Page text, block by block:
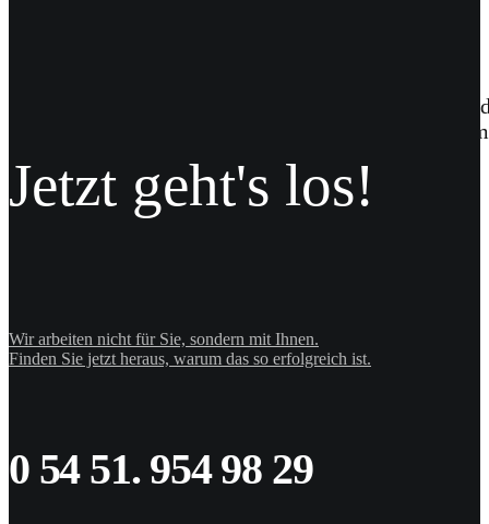
Passend zum Firmenmotto #makeITbetter haben
Die Tassen bestechen durch ihre konvexe Form,
Jetzt geht's los!
Wir arbeiten nicht für Sie, sondern mit Ihnen.
Finden Sie jetzt heraus, warum das so erfolgreich ist.
0 54 51. 954 98 29